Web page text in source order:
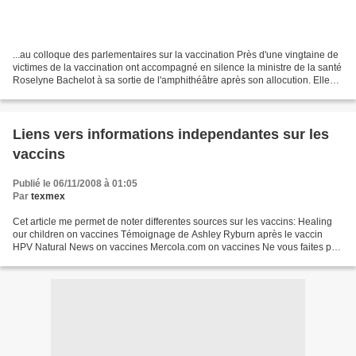
...au colloque des parlementaires sur la vaccination Près d'une vingtaine de
victimes de la vaccination ont accompagné en silence la ministre de la santé
Roselyne Bachelot à sa sortie de l'amphithéâtre après son allocution. Elles
Liens vers informations independantes sur les
vaccins
Publié le 06/11/2008 à 01:05
Par texmex
Cet article me permet de noter differentes sources sur les vaccins: Healing
our children on vaccines Témoignage de Ashley Ryburn après le vaccin
HPV Natural News on vaccines Mercola.com on vaccines Ne vous faites pas